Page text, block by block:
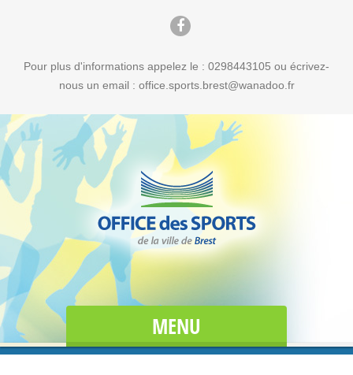
Pour plus d'informations appelez le : 0298443105 ou écrivez-
nous un email : office.sports.brest@wanadoo.fr
MENU